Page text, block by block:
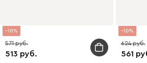
10
513
571
10
561
624